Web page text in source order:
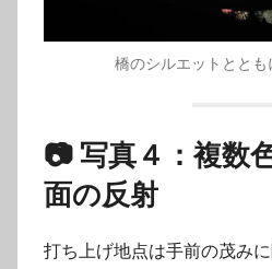
橋のシルエットととも
📷 写真４：複数
面の反射
打ち上げ地点は手前の茂み